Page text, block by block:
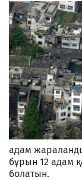
адам
бұрын 12 адам
болатын.